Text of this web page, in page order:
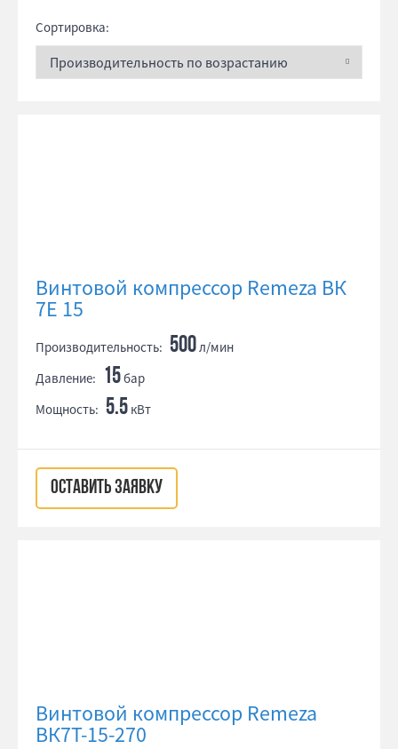
Сортировка:
Винтовой компрессор Remeza ВК
7E 15
Производительность: 500л/мин
Давление: 15бар
Мощность: 5.5 кВт
ОСТАВИТЬ ЗАЯВКУ
Винтовой компрессор Remeza
ВК7Т-15-270